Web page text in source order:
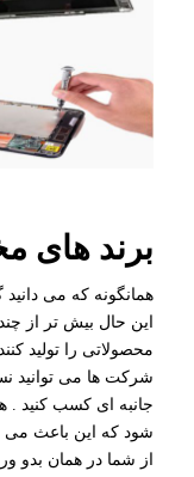
برند های
همانگونه که می
این حال بیش تر از
محصولاتی را تولید
شرکت ها می توانید
جانبه ای کسب کنید .
شود که این باعث می
از شما در همان بدو